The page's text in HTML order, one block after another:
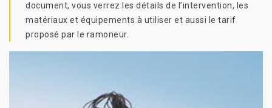
document, vous verrez les détails de l’intervention, les
matériaux et équipements à utiliser et aussi le tarif
proposé par le ramoneur.